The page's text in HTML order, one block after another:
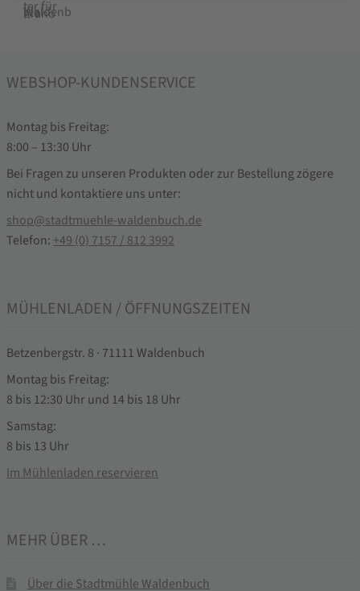
WEBSHOP-KUNDENSERVICE
Montag bis Freitag:
8:00 – 13:30 Uhr
Bei Fragen zu unseren Produkten oder zur Bestellung zögere
nicht und kontaktiere uns unter:
shop@stadtmuehle-waldenbuch.de
Telefon: +49 (0) 7157 / 812 3992
MÜHLENLADEN / ÖFFNUNGSZEITEN
Betzenbergstr. 8 · 71111 Waldenbuch
Montag bis Freitag:
8 bis 12:30 Uhr und 14 bis 18 Uhr
Samstag:
8 bis 13 Uhr
Im Mühlenladen reservieren
MEHR ÜBER …
Über die Stadtmühle Waldenbuch